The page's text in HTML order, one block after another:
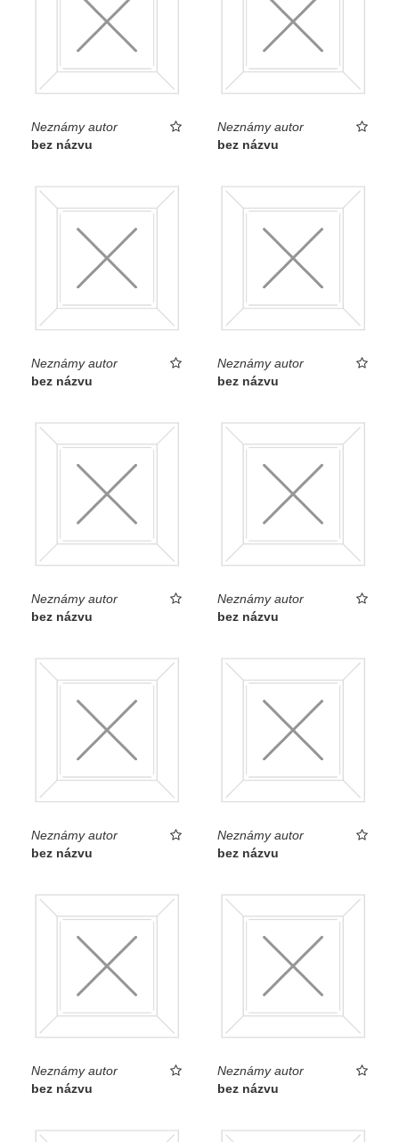
Neznámy autor
bez názvu
Neznámy autor
bez názvu
Neznámy autor
bez názvu
Neznámy autor
bez názvu
Neznámy autor
bez názvu
Neznámy autor
bez názvu
Neznámy autor
bez názvu
Neznámy autor
bez názvu
Neznámy autor
bez názvu
Neznámy autor
bez názvu